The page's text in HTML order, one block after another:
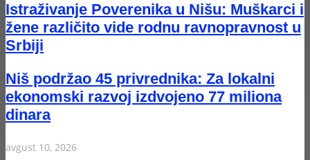
Istraživanje Poverenika u Nišu: Muškarci i
žene različito vide rodnu ravnopravnost u
Srbiji
Niš podržao 45 privrednika: Za lokalni
ekonomski razvoj izdvojeno 77 miliona
dinara
avgust 10, 2026